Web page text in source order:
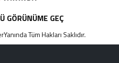
GÖRÜNÜME GEÇ
Tüm Hakları Saklıdır.